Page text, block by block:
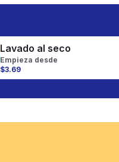
Lavado al seco
Empieza desde
$3.69